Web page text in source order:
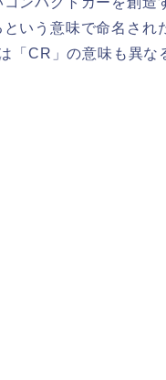
いう意味で命名され
「CR」の意味も異な